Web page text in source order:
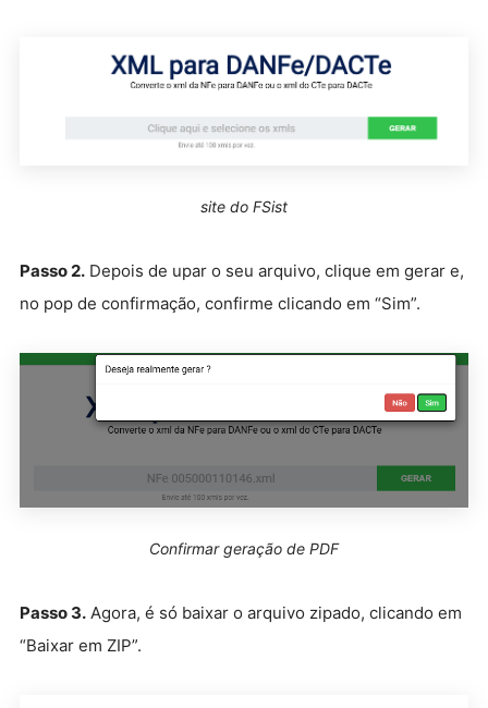
site do FSist
Passo 2. Depois de upar o seu arquivo, clique em gerar e,
no pop de confirmação, confirme clicando em “Sim”.
Confirmar geração de PDF
Passo 3. Agora, é só baixar o arquivo zipado, clicando em
“Baixar em ZIP”.